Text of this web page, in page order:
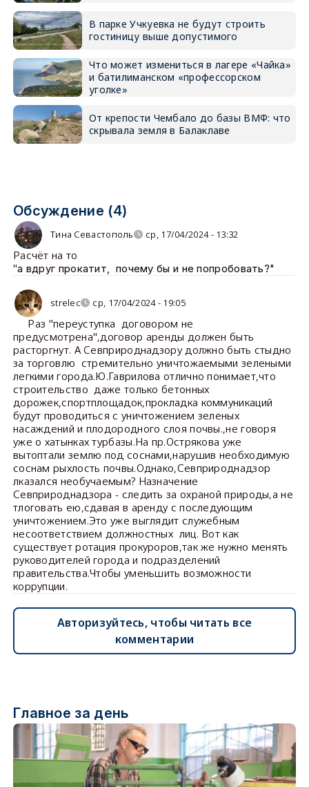
В парке Учкуевка не будут строить
гостиницу выше допустимого
Что может измениться в лагере «Чайка»
и батилиманском «профессорском
уголке»
От крепости Чембало до базы ВМФ: что
скрывала земля в Балаклаве
Обсуждение (4)
Тина Севастополь ср, 17/04/2024 - 13:32
Расчёт на то
"а вдруг прокатит, почему бы и не попробовать?"
strelec ср, 17/04/2024 - 19:05
Раз "переуступка договором не
предусмотрена",договор аренды должен быть
расторгнут. А Севприроднадзору должно быть стыдно
за торговлю стремительно уничтожаемыми зелеными
легкими города.Ю.Гаврилова отлично понимает,что
строительство даже только бетонных
дорожек,спортплощадок,прокладка коммуникаций
будут проводиться с уничтожением зеленых
насаждений и плодородного слоя почвы.,не говоря
уже о хатынках турбазы.На пр.Острякова уже
вытоптали землю под соснами,нарушив необходимую
соснам рыхлость почвы.Однако,Севприроднадзор
лказался необучаемым? Назначение
Севприроднадзора - следить за охраной природы,а не
тлоговать ею,сдавая в аренду с последующим
уничтожением.Это уже выглядит служебным
несоответствием должностных лиц. Вот как
существует ротация прокуроров,так же нужно менять
руководителей города и подразделений
правительства.Чтобы уменьшить возможности
коррупции.
Авторизуйтесь, чтобы читать все
комментарии
Главное за день